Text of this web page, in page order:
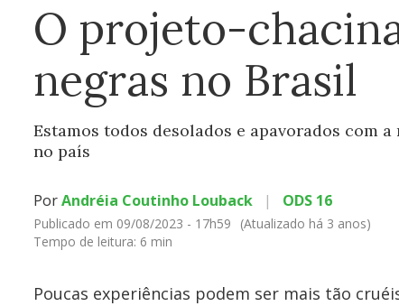
O projeto-
negras no Brasil
Estamos todos desolados e apavorados com
no país
PorAndréia Coutinho Louback | ODS 16
Publicado em 09/08/2023 - 17h59
(Atualizado há 3 anos)
Tempo de leitura: 6 min
Poucas experiências podem ser mais tão